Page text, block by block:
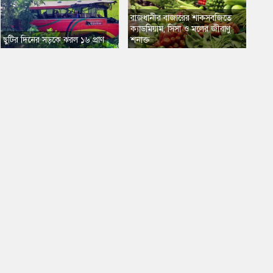
ছুটির দিনের সড়কে ঝরল ১৬ প্রাণ
রাজধানীর বাজারের শাকসবজিতে
ক্যাডমিয়াম, সিসা ও মলের জীবাণু
শনাক্ত